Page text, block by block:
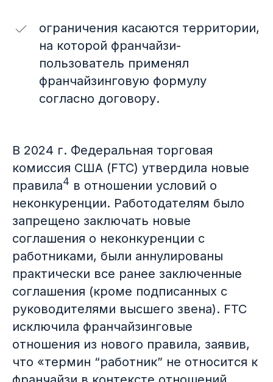
ограничения касаются территории,
на которой франчайзи-
пользователь применял
франчайзинговую формулу
согласно договору.
В 2024 г. Федеральная торговая
комиссия США (FTC) утвердила новые
правила4 в отношении условий о
неконкуренции. Работодателям было
запрещено заключать новые
соглашения о неконкуренции с
работниками, были аннулированы
практически все ранее заключенные
соглашения (кроме подписанных с
руководителями высшего звена). FTC
исключила франчайзинговые
отношения из нового правила, заявив,
что «термин “работник” не относится к
Ограничительные условия в
концессии
Патентование изобретений,
созданных ИИ
02
Двойная защита «Симки»
01
Интересные
прецеденты
Делить обозначение или не делить
— вот в чем вопрос